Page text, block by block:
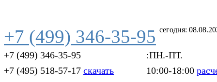
сегодня:
+7 (499) 346-35-95
+7 (499) 346-35-95
+7 (495) 518-57-17 скачать
:ПН.-ПТ.
10:00-18:00